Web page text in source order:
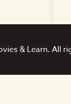
& Learn. All